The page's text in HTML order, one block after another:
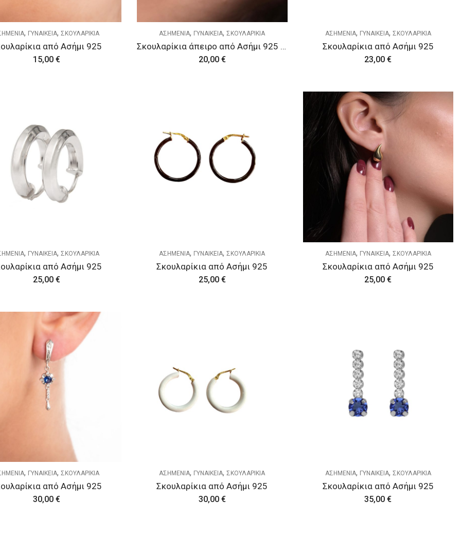
, ΓΥΝΑΙΚΕΙΑ,ΣΚΟΥΛΑΡΙΚΙΑ
από Ασήμι 925
15,00 €
ΑΣΗΜΕΝΙΑ, ΓΥΝΑΙΚΕΙΑ,ΣΚΟΥΛΑΡΙΚΙΑ
Σκουλαρίκια άπειρο από Ασήμι 925 Επιχρυσωμένο
20,00 €
ΑΣΗΜΕΝΙΑ, ΓΥΝΑΙΚΕΙΑ, ΣΚΟΥΛΑΡΙΚΙΑ
Σκουλαρίκια από Ασήμι 925
23,00€
, ΓΥΝΑΙΚΕΙΑ,ΣΚΟΥΛΑΡΙΚΙΑ
από Ασήμι 925
25,00 €
ΑΣΗΜΕΝΙΑ, ΓΥΝΑΙΚΕΙΑ,ΣΚΟΥΛΑΡΙΚΙΑ
Σκουλαρίκια από Ασήμι 925
25,00 €
ΑΣΗΜΕΝΙΑ, ΓΥΝΑΙΚΕΙΑ, ΣΚΟΥΛΑΡΙΚΙΑ
Σκουλαρίκια από Ασήμι 925
25,00€
, ΓΥΝΑΙΚΕΙΑ,ΣΚΟΥΛΑΡΙΚΙΑ
από Ασήμι 925
30,00 €
ΑΣΗΜΕΝΙΑ, ΓΥΝΑΙΚΕΙΑ,ΣΚΟΥΛΑΡΙΚΙΑ
Σκουλαρίκια από Ασήμι 925
30,00 €
ΑΣΗΜΕΝΙΑ, ΓΥΝΑΙΚΕΙΑ, ΣΚΟΥΛΑΡΙΚΙΑ
Σκουλαρίκια από Ασήμι 925
35,00€